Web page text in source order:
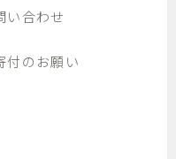
い合わせ
付のお願い